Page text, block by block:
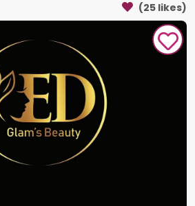
(25 likes)